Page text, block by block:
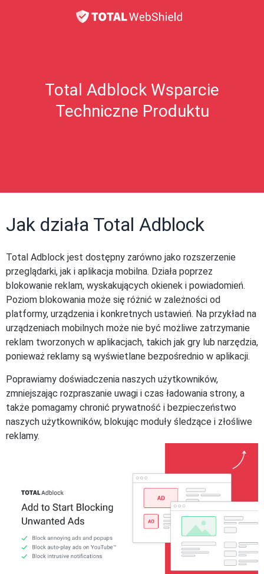
Total Adblock Wsparcie
Techniczne Produktu
Jak działa Total Adblock
Total Adblock jest dostępny zarówno jako rozszerzenie
przeglądarki, jak i aplikacja mobilna. Działa poprzez
blokowanie reklam, wyskakujących okienek i powiadomień.
Poziom blokowania może się różnić w zależności od
platformy, urządzenia i konkretnych ustawień. Na przykład na
urządzeniach mobilnych może nie być możliwe zatrzymanie
reklam tworzonych w aplikacjach, takich jak gry lub narzędzia,
ponieważ reklamy są wyświetlane bezpośrednio w aplikacji.
Poprawiamy doświadczenia naszych użytkowników,
zmniejszając rozpraszanie uwagi i czas ładowania strony, a
także pomagamy chronić prywatność i bezpieczeństwo
naszych użytkowników, blokując moduły śledzące i złośliwe
reklamy.